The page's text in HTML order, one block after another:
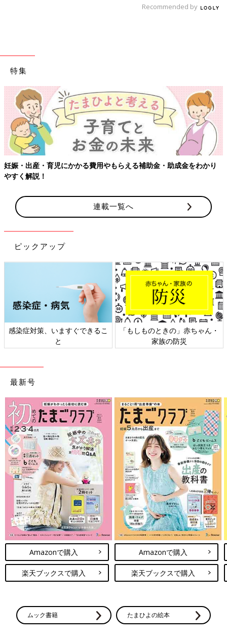
Recommended by
特集
妊娠・出産・育児にかかる費用やもらえる補助金・助成金をわかり
やすく解説！
連載一覧へ
ピックアップ
感染症対策、いますぐできるこ
と
「もしものときの」赤ちゃん・
家族の防災
最新号
Amazonで購入
楽天ブックスで購入
Amazonで購入
楽天ブックスで購入
ムック書籍 たまひよの絵本